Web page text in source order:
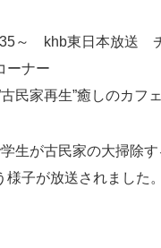
35～ khb東日本放送
ーナー
民家再生”癒しのカフェ
生が古民家の大掃除
子が放送されました。